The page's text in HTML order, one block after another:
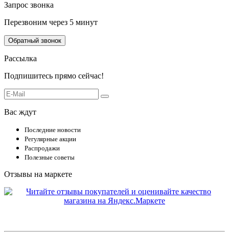
Запрос звонка
Перезвоним через 5 минут
Обратный звонок
Рассылка
Подпишитесь прямо сейчас!
Вас ждут
Последние новости
Регулярные акции
Распродажи
Полезные советы
Отзывы на маркете